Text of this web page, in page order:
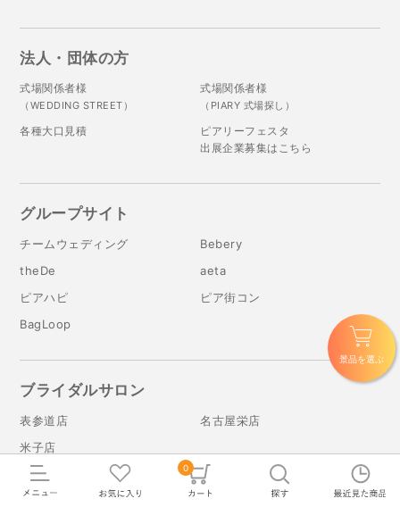
0
景品を選ぶ
法人・団体の方
式場関係者様
（WEDDING STREET）
式場関係者様
（PIARY 式場探し）
各種大口見積
ピアリーフェスタ
出展企業募集はこちら
グループサイト
チームウェディング
Bebery
theDe
aeta
ピアハピ
ピア街コン
BagLoop
ブライダルサロン
表参道店
名古屋栄店
米子店